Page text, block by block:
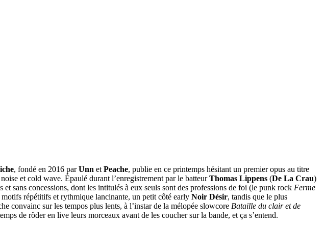
, fondé en 2016 parUnn et Peache, publie en ce printemps hésitant un premier opus au titre
et cold wave. Épaulé durant l’enregistrement par le batteurThomas Lippens (De La Crau)
sans concessions, dont les intitulés à eux seuls sont des professions de foi (le punk rock Ferme
répétitifs et rythmique lancinante, un petit côté early Noir Désir, tandis que le plus
convainc sur les tempos plus lents, à l’instar de la mélopée slowcore Bataille du clair et de
de rôder en live leurs morceaux avant de les coucher sur la bande, et ça s’entend.